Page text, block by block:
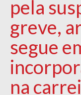
pela
greve,
segue
na